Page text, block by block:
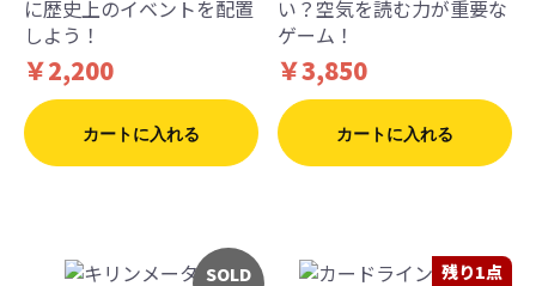
に歴史上のイベントを配置
しよう！
￥2,200
カートに入れる
い？空気を読む力が重要な
ゲーム！
￥3,850
カートに入れる
SOLD
残り1点